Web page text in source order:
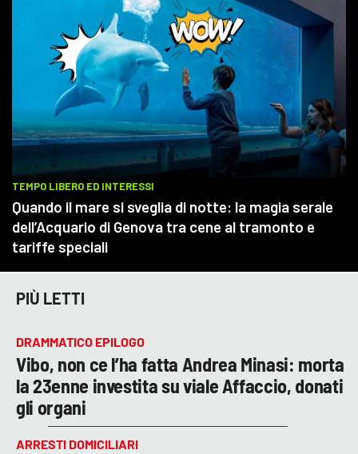
PIÙ LETTI
DRAMMATICO EPILOGO
Vibo, non ce l’ha fatta Andrea Minasi: morta
la 23enne investita su viale Affaccio, donati
gli organi
ARRESTI DOMICILIARI